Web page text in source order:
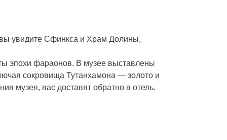
увидите Сфинкса и Храм Долины,
эпохи фараонов. В музее выставлены
сокровища Тутанхамона — золото и
музея, вас доставят обратно в отель.